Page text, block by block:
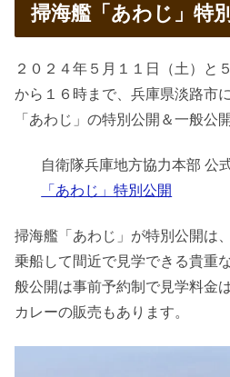
掃海艦「あわじ」特
２０２４年５月１１日（土）と
から１６時まで、兵庫県淡路市
「あわじ」の特別公開＆一般公
自衛隊兵庫地方協力本部 公
「あわじ」特別公開
掃海艦「あわじ」が特別公開は
乗船して間近で見学できる貴重
般公開は事前予約制で見学料金
カレーの販売もあります。